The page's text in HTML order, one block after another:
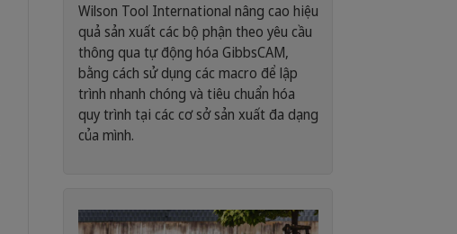
Wilson Tool International nâng cao hiệu
quả sản xuất các bộ phận theo yêu cầu
thông qua tự động hóa GibbsCAM,
bằng cách sử dụng các macro để lập
trình nhanh chóng và tiêu chuẩn hóa
quy trình tại các cơ sở sản xuất đa dạng
của mình.